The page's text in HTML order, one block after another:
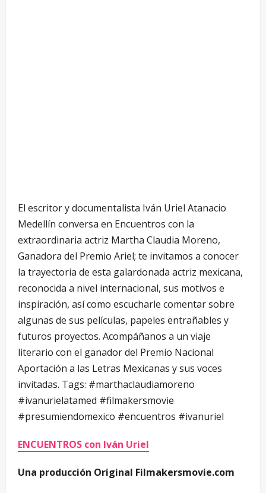
El escritor y documentalista Iván Uriel Atanacio
Medellín conversa en Encuentros con la
extraordinaria actriz Martha Claudia Moreno,
Ganadora del Premio Ariel; te invitamos a conocer
la trayectoria de esta galardonada actriz mexicana,
reconocida a nivel internacional, sus motivos e
inspiración, así como escucharle comentar sobre
algunas de sus películas, papeles entrañables y
futuros proyectos. Acompáñanos a un viaje
literario con el ganador del Premio Nacional
Aportación a las Letras Mexicanas y sus voces
invitadas. Tags: #marthaclaudiamoreno
#ivanurielatamed #filmakersmovie
#presumiendomexico #encuentros #ivanuriel
ENCUENTROS con Iván Uriel
Una producción Original Filmakersmovie.com